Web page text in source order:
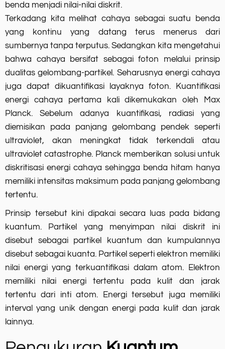
benda menjadi nilai-nilai diskrit.
Terkadang kita melihat cahaya sebagai suatu benda
yang kontinu yang datang terus menerus dari
sumbernya tanpa terputus. Sedangkan kita mengetahui
bahwa cahaya bersifat sebagai foton melalui prinsip
dualitas gelombang-partikel. Seharusnya energi cahaya
juga dapat dikuantifikasi layaknya foton. Kuantifikasi
energi cahaya pertama kali dikemukakan oleh Max
Planck. Sebelum adanya kuantifikasi, radiasi yang
diemisikan pada panjang gelombang pendek seperti
ultraviolet, akan meningkat tidak terkendali atau
ultraviolet catastrophe. Planck memberikan solusi untuk
diskritisasi energi cahaya sehingga benda hitam hanya
memiliki intensitas maksimum pada panjang gelombang
tertentu.
Prinsip tersebut kini dipakai secara luas pada bidang
kuantum. Partikel yang menyimpan nilai diskrit ini
disebut sebagai partikel kuantum dan kumpulannya
disebut sebagai kuanta. Partikel seperti elektron memiliki
nilai energi yang terkuantifikasi dalam atom. Elektron
memiliki nilai energi tertentu pada kulit dan jarak
tertentu dari inti atom. Energi tersebut juga memiliki
interval yang unik dengan energi pada kulit dan jarak
lainnya.